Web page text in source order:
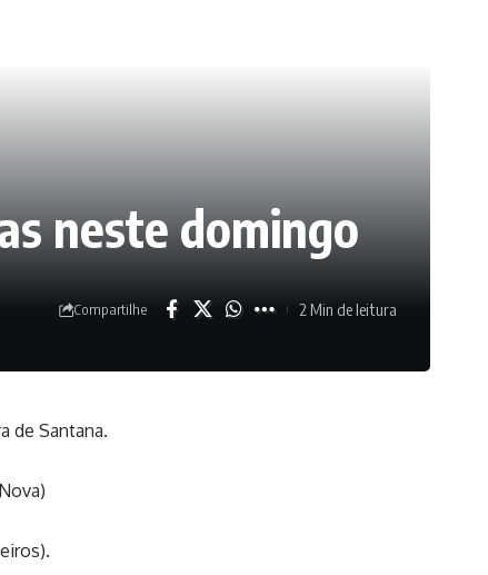
neste domingo
Compartilhe 2 Min de leitura
de Santana.